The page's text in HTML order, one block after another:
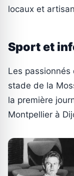
locaux et
Sport et
Les
stade de la
la première
Montpellier à